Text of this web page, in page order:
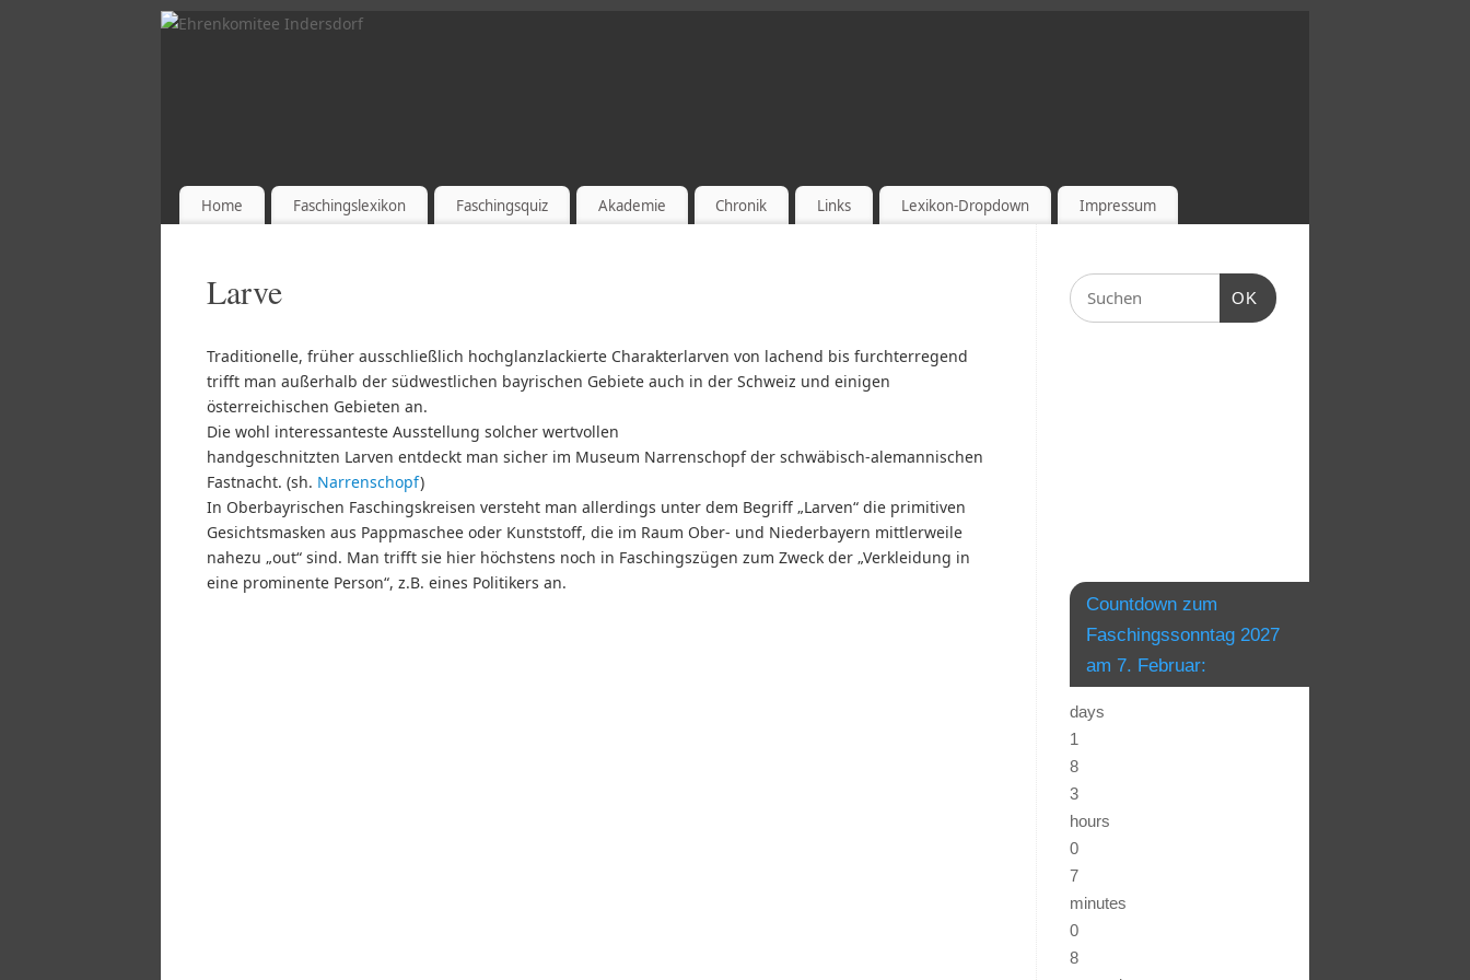
Home Faschingslexikon Faschingsquiz Akademie Chronik Links Lexikon-Dropdown Impressum
Larve
Traditionelle, früher ausschließlich hochglanzlackierte Charakterlarven von lachend bis furchterregend
trifft man außerhalb der südwestlichen bayrischen Gebiete auch in der Schweiz und einigen
österreichischen Gebieten an.
Die wohl interessanteste Ausstellung solcher wertvollen
handgeschnitzten Larven entdeckt man sicher im Museum Narrenschopf der schwäbisch-alemannischen
Fastnacht. (sh. Narrenschopf)
In Oberbayrischen Faschingskreisen versteht man allerdings unter dem Begriff „Larven“ die primitiven
Gesichtsmasken aus Pappmaschee oder Kunststoff, die im Raum Ober- und Niederbayern mittlerweile
nahezu „out“ sind. Man trifft sie hier höchstens noch in Faschingszügen zum Zweck der „Verkleidung in
eine prominente Person“, z.B. eines Politikers an.
OK
Countdown zum
Faschingssonntag 2027
am 7. Februar:
days
1
8
3
hours
0
7
minutes
0
8